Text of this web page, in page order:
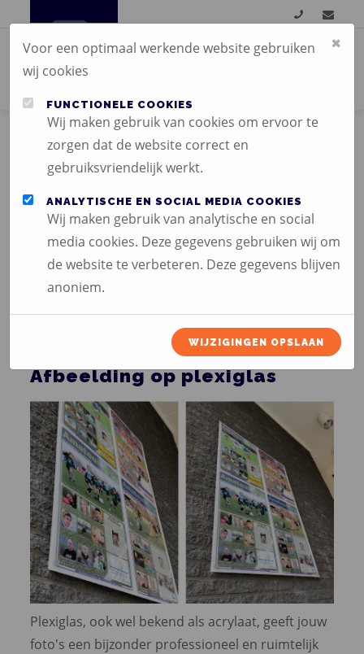
AFBEELDING OP
PLEXIGLAS
Afbeelding op plexiglas
Plexiglas, ook wel bekend als acrylaat, geeft jouw
foto's een bijzonder professioneel en ruimtelijk
×
Voor een optimaal werkende website gebruiken
wij cookies
FUNCTIONELE COOKIES
Wij maken gebruik van cookies om ervoor te
zorgen dat de website correct en
gebruiksvriendelijk werkt.
ANALYTISCHE EN SOCIAL MEDIA COOKIES
Wij maken gebruik van analytische en social
media cookies. Deze gegevens gebruiken wij om
de website te verbeteren. Deze gegevens blijven
anoniem.
WIJZIGINGEN OPSLAAN